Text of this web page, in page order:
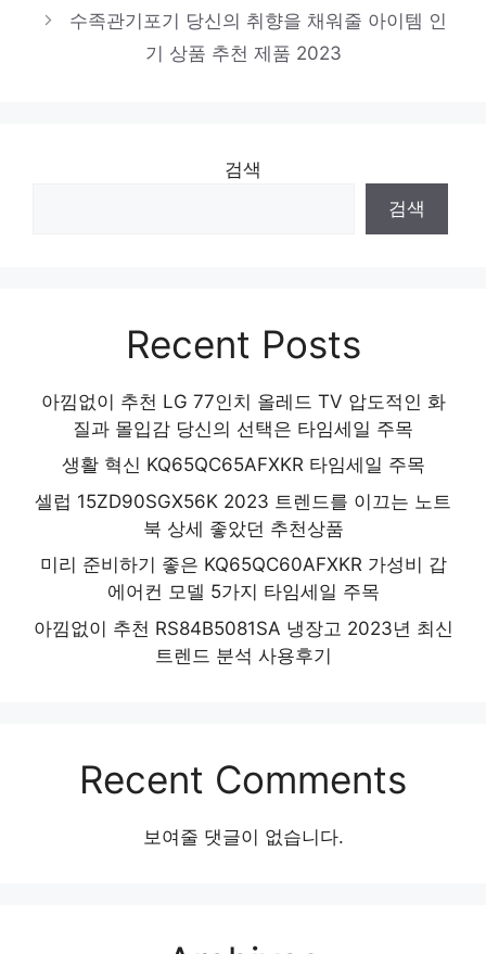
수족관기포기 당신의 취향을 채워줄 아이템 인
기 상품 추천 제품 2023
검색
검색
Recent Posts
아낌없이 추천 LG 77인치 올레드 TV 압도적인 화
질과 몰입감 당신의 선택은 타임세일 주목
생활 혁신 KQ65QC65AFXKR 타임세일 주목
셀럽 15ZD90SGX56K 2023 트렌드를 이끄는 노트
북 상세 좋았던 추천상품
미리 준비하기 좋은 KQ65QC60AFXKR 가성비 갑
에어컨 모델 5가지 타임세일 주목
아낌없이 추천 RS84B5081SA 냉장고 2023년 최신
트렌드 분석 사용후기
Recent Comments
보여줄 댓글이 없습니다.